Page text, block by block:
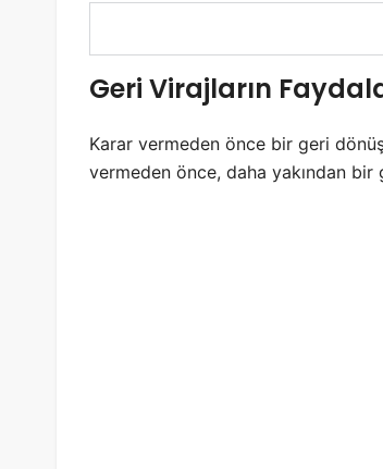
Geri Virajların
Karar vermeden önce bir geri
vermeden önce, daha yakından bir